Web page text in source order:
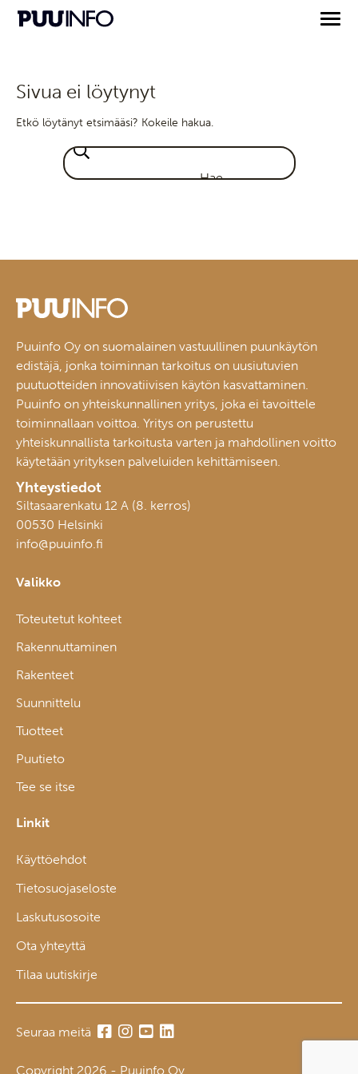
Sivua ei löytynyt
Etkö löytänyt etsimääsi? Kokeile hakua.
Puuinfo Oy on suomalainen vastuullinen puunkäytön
edistäjä, jonka toiminnan tarkoitus on uusiutuvien
puutuotteiden innovatiivisen käytön kasvattaminen.
Puuinfo on yhteiskunnallinen yritys, joka ei tavoittele
toiminnallaan voittoa. Yritys on perustettu
yhteiskunnallista tarkoitusta varten ja mahdollinen voitto
käytetään yrityksen palveluiden kehittämiseen.
Yhteystiedot
Siltasaarenkatu 12 A (8. kerros)
00530 Helsinki
info@puuinfo.fi
Valikko
Toteutetut kohteet
Rakennuttaminen
Rakenteet
Suunnittelu
Tuotteet
Puutieto
Tee se itse
Linkit
Käyttöehdot
Tietosuojaseloste
Laskutusosoite
Ota yhteyttä
Tilaa uutiskirje
Seuraa meitä
Copyright 2026 - Puuinfo Oy